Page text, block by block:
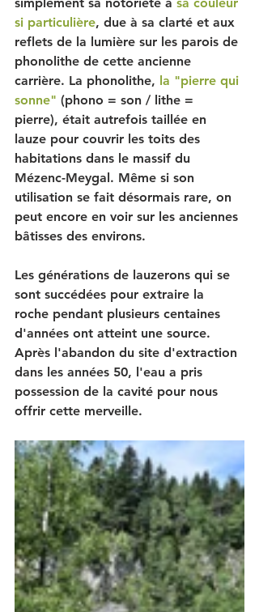
si particulière, due à sa clarté et aux
reflets de la lumière sur les parois de
phonolithe de cette ancienne
carrière. La phonolithe, la "pierre qui
sonne" (phono = son / lithe =
pierre), était autrefois taillée en
lauze pour couvrir les toits des
habitations dans le massif du
Mézenc-Meygal. Même si son
utilisation se fait désormais rare, on
peut encore en voir sur les anciennes
bâtisses des environs.
Les générations de lauzerons qui se
sont succédées pour extraire la
roche pendant plusieurs centaines
d'années ont atteint une source.
Après l'abandon du site d'extraction
dans les années 50, l'eau a pris
possession de la cavité pour nous
offrir cette merveille.